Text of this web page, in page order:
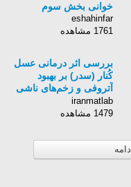
خوانی بخش سوم
eshahinfar
1761 مشاهده
بررسی اثر درمانی عسل
کُنار (سدر) بر بهبود
آتروفی و زخم‌های ناشی
از لیکن پلان اروزیو و
آتروفیک دهانی
iranmatlab
1479 مشاهده
ادامه